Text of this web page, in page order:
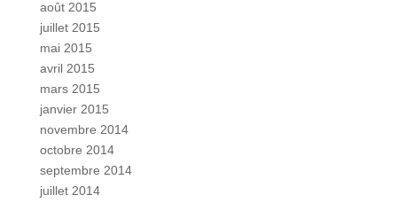
août 2015
juillet 2015
mai 2015
avril 2015
mars 2015
janvier 2015
novembre 2014
octobre 2014
septembre 2014
juillet 2014